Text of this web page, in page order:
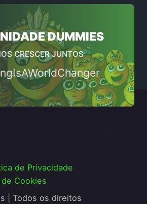
DUMMIES
CRESCER JUNTOS
de Privacidade
Cookies
| Todos os direitos